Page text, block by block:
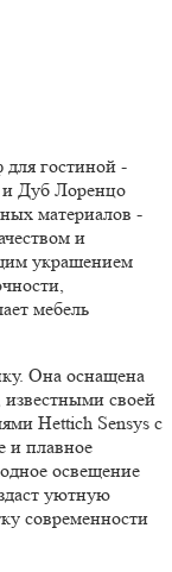
гостиной -
и Дуб Лоренцо
материалов -
и
украшением
мебель
Она оснащена
своей
Hettich Sensys с
и плавное
освещение
уютную
современности